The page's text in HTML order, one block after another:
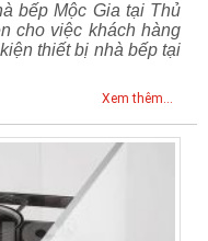
bếp Mộc Gia tại Thủ
cho việc khách hàng
thiết bị nhà bếp tại
Xem thêm...